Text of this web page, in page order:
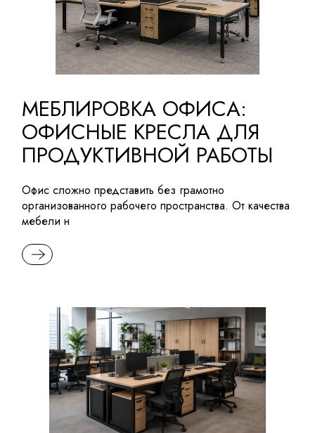
МЕБЛИРОВКА ОФИСА:
ОФИСНЫЕ КРЕСЛА ДЛЯ
ПРОДУКТИВНОЙ РАБОТЫ
Офис сложно представить без грамотно
организованного рабочего пространства. От качества
мебели н
READ MORE